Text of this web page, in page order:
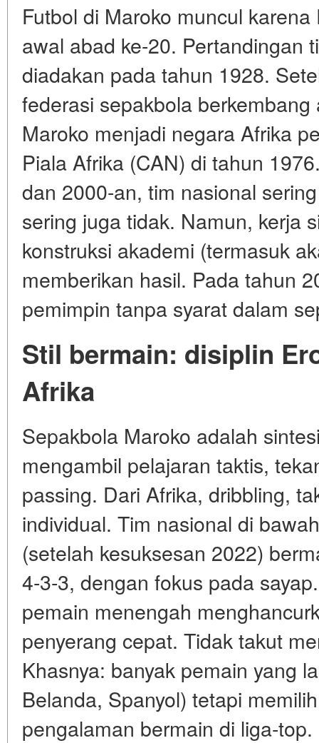
Futbol di Maroko muncul
awal abad ke-20. Pertandingan
diadakan pada tahun 1928.
federasi sepakbola
Maroko menjadi negara Afrika
Piala Afrika (CAN) di tahun
dan 2000-an, tim nasional
sering juga tidak. Namun, kerja
konstruksi akademi (termasuk
memberikan hasil. Pada tahun
pemimpin tanpa syarat dalam
Stil bermain: disiplin
Afrika
Sepakbola Maroko adalah
mengambil pelajaran taktis,
passing. Dari Afrika, dribbling,
individual. Tim nasional di
(setelah kesuksesan 2022)
4-3-3, dengan fokus pada
pemain menengah
penyerang cepat. Tidak takut
Khasnya: banyak pemain yang
Belanda, Spanyol) tetapi
pengalaman bermain di liga-top.